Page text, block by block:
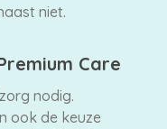
niet.
Care
nodig.
ook de keuze